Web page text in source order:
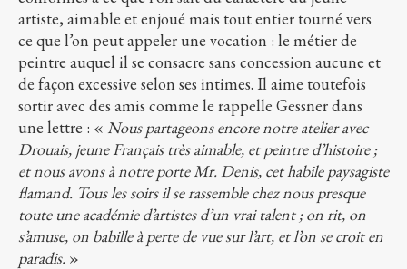
artiste, aimable et enjoué mais tout entier tourné vers
ce que l’on peut appeler une vocation : le métier de
peintre auquel il se consacre sans concession aucune et
de façon excessive selon ses intimes. Il aime toutefois
sortir avec des amis comme le rappelle Gessner dans
une lettre : « Nous partageons encore notre atelier avec
Drouais, jeune Français très aimable, et peintre d’histoire ;
et nous avons à notre porte Mr. Denis, cet habile paysagiste
flamand. Tous les soirs il se rassemble chez nous presque
toute une académie d’artistes d’un vrai talent ; on rit, on
s’amuse, on babille à perte de vue sur l’art, et l’on se croit en
paradis. »